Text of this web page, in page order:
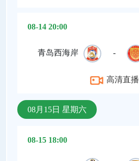
08-14 20:00
青岛西海岸 -
高清直播
08月15日 星期六
08-15 18:00